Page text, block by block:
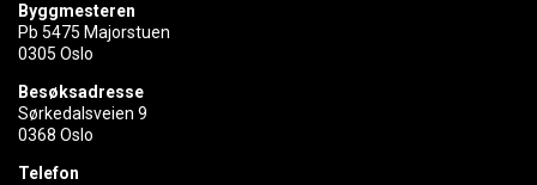
Byggmesteren
Pb 5475 Majorstuen
0305 Oslo
Besøksadresse
Sørkedalsveien 9
0368 Oslo
Telefon